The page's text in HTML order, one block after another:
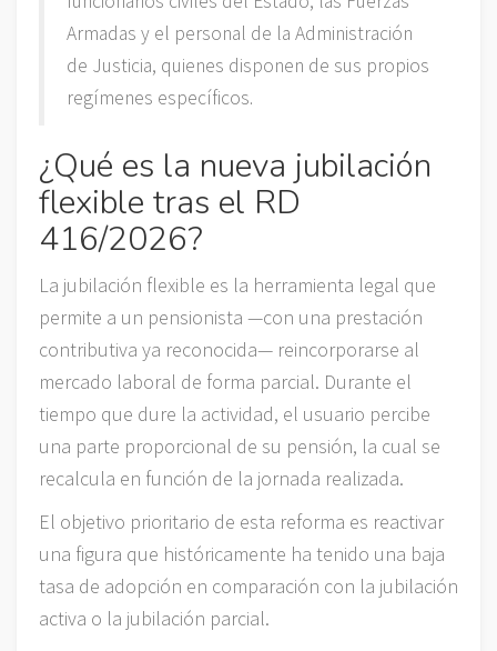
Armadas y el personal de la Administración
de Justicia, quienes disponen de sus propios
regímenes específicos.
¿Qué es la nueva jubilación
flexible tras el RD
416/2026?
La jubilación flexible es la herramienta legal que
permite a un pensionista —con una prestación
contributiva ya reconocida— reincorporarse al
mercado laboral de forma parcial. Durante el
tiempo que dure la actividad, el usuario percibe
una parte proporcional de su pensión, la cual se
recalcula en función de la jornada realizada.
El objetivo prioritario de esta reforma es reactivar
una figura que históricamente ha tenido una baja
tasa de adopción en comparación con la jubilación
activa o la jubilación parcial.